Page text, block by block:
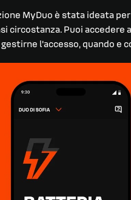
MyDuo è stata ideata
circostanza. Puoi accedere
l'accesso, quando e